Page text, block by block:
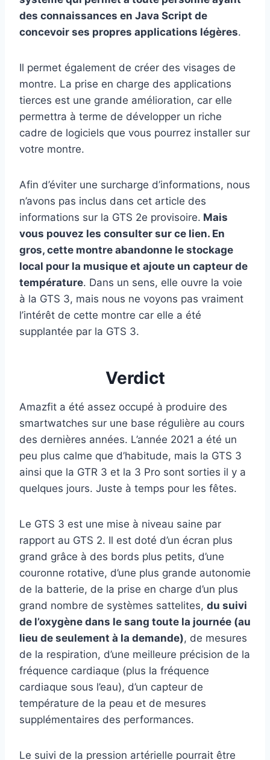
des connaissances en Java Script de
concevoir ses propres applications légères.
Il permet également de créer des visages de
montre. La prise en charge des applications
tierces est une grande amélioration, car elle
permettra à terme de développer un riche
cadre de logiciels que vous pourrez installer sur
votre montre.
Afin d’éviter une surcharge d’informations, nous
n’avons pas inclus dans cet article des
informations sur la GTS 2e provisoire. Mais
vous pouvez les consulter sur ce lien. En
gros, cette montre abandonne le stockage
local pour la musique et ajoute un capteur de
température. Dans un sens, elle ouvre la voie
à la GTS 3, mais nous ne voyons pas vraiment
l’intérêt de cette montre car elle a été
supplantée par la GTS 3.
Verdict
Amazfit a été assez occupé à produire des
smartwatches sur une base régulière au cours
des dernières années. L’année 2021 a été un
peu plus calme que d’habitude, mais la GTS 3
ainsi que la GTR 3 et la 3 Pro sont sorties il y a
quelques jours. Juste à temps pour les fêtes.
Le GTS 3 est une mise à niveau saine par
rapport au GTS 2. Il est doté d’un écran plus
grand grâce à des bords plus petits, d’une
couronne rotative, d’une plus grande autonomie
de la batterie, de la prise en charge d’un plus
grand nombre de systèmes sattelites, du suivi
de l’oxygène dans le sang toute la journée (au
lieu de seulement à la demande), de mesures
de la respiration, d’une meilleure précision de la
fréquence cardiaque (plus la fréquence
cardiaque sous l’eau), d’un capteur de
température de la peau et de mesures
supplémentaires des performances.
Le suivi de la pression artérielle pourrait être